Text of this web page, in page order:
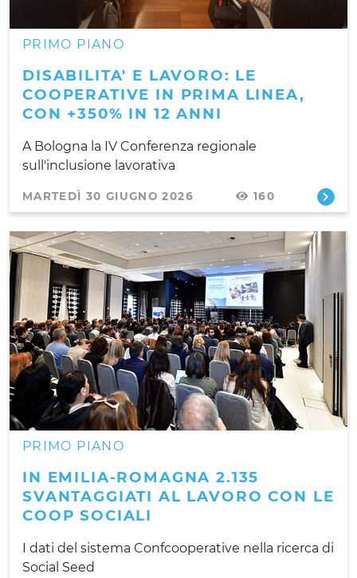
PRIMO PIANO
DISABILITA' E LAVORO: LE
COOPERATIVE IN PRIMA LINEA,
CON +350% IN 12 ANNI
A Bologna la IV Conferenza regionale
sull'inclusione lavorativa
MARTEDÌ 30 GIUGNO 2026 160
PRIMO PIANO
IN EMILIA-ROMAGNA 2.135
SVANTAGGIATI AL LAVORO CON LE
COOP SOCIALI
I dati del sistema Confcooperative nella ricerca di
Social Seed